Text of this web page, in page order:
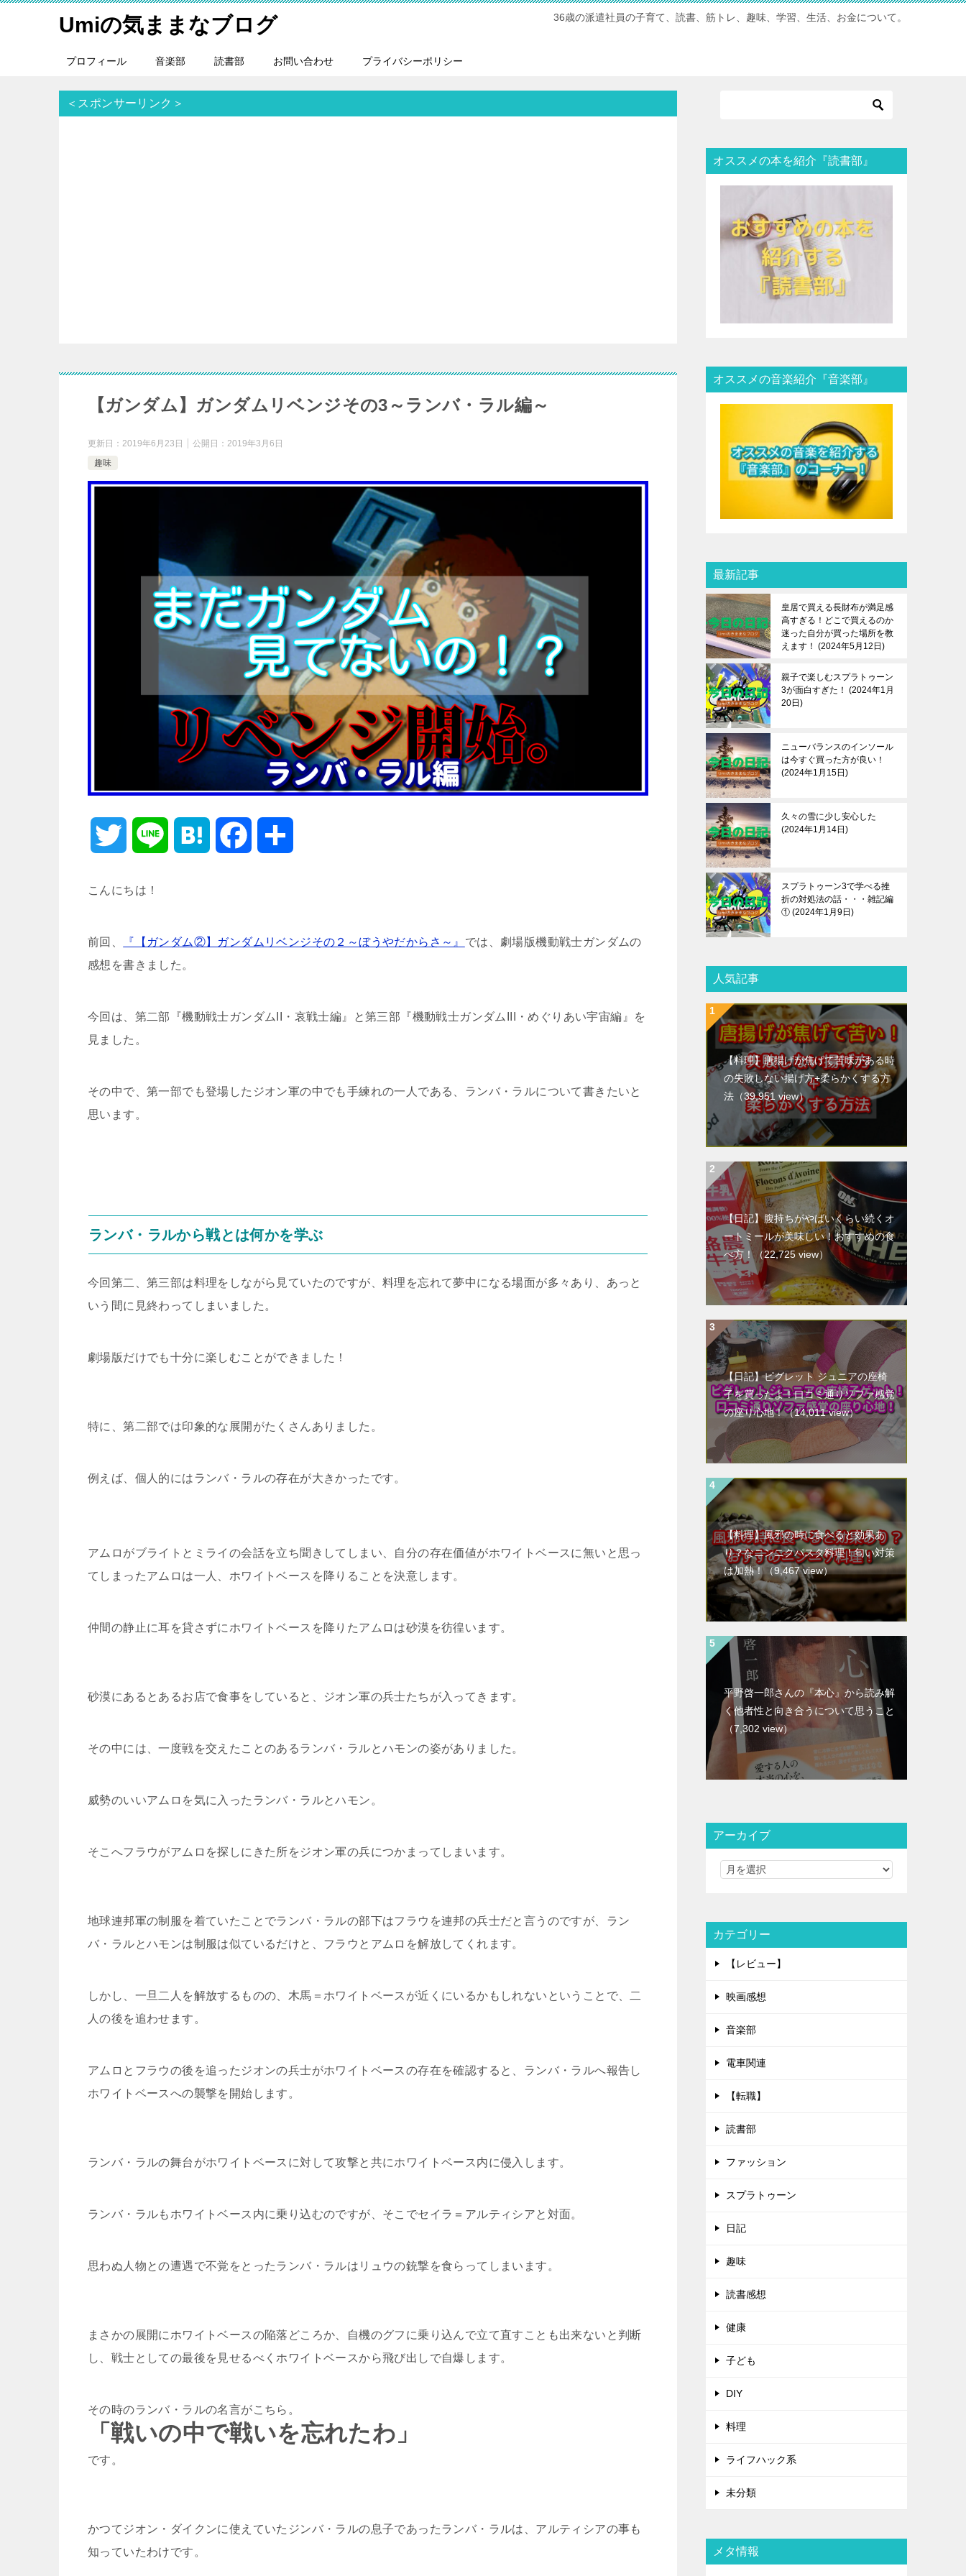
Umiの気ままなブログ 36歳の派遣社員の子育て、読書、筋トレ、趣味、学習、生活、お金について。
プロフィール 音楽部 読書部 お問い合わせ プライバシーポリシー
＜スポンサーリンク＞
【ガンダム】ガンダムリベンジその3～ランバ・ラル編～
更新日： 2019年6月23日 公開日： 2019年3月6日
趣味
t e
a
e
o
k
こんにちは！
前回、 『【ガンダム②】ガンダムリベンジその２～ぼうやだからさ～』 では、劇場版機動戦士ガンダムの
感想を書きました。
今回は、第二部『機動戦士ガンダムII・哀戦士編』と第三部『機動戦士ガンダムIII・めぐりあい宇宙編』を
見ました。
その中で、第一部でも登場したジオン軍の中でも手練れの一人である、ランバ・ラルについて書きたいと
思います。
ランバ・ラルから戦とは何かを学ぶ
今回第二、第三部は料理をしながら見ていたのですが、料理を忘れて夢中になる場面が多々あり、あっと
いう間に見終わってしまいました。
劇場版だけでも十分に楽しむことができました！
特に、第二部では印象的な展開がたくさんありました。
例えば、個人的にはランバ・ラルの存在が大きかったです。
アムロがブライトとミライの会話を立ち聞きしてしまい、自分の存在価値がホワイトベースに無いと思っ
てしまったアムロは一人、ホワイトベースを降りることを決意します。
仲間の静止に耳を貸さずにホワイトベースを降りたアムロは砂漠を彷徨います。
砂漠にあるとあるお店で食事をしていると、ジオン軍の兵士たちが入ってきます。
その中には、一度戦を交えたことのあるランバ・ラルとハモンの姿がありました。
威勢のいいアムロを気に入ったランバ・ラルとハモン。
そこへフラウがアムロを探しにきた所をジオン軍の兵につかまってしまいます。
地球連邦軍の制服を着ていたことでランバ・ラルの部下はフラウを連邦の兵士だと言うのですが、ラン
バ・ラルとハモンは制服は似ているだけと、フラウとアムロを解放してくれます。
しかし、一旦二人を解放するものの、木馬＝ホワイトベースが近くにいるかもしれないということで、二
人の後を追わせます。
アムロとフラウの後を追ったジオンの兵士がホワイトベースの存在を確認すると、ランバ・ラルへ報告し
ホワイトベースへの襲撃を開始します。
ランバ・ラルの舞台がホワイトベースに対して攻撃と共にホワイトベース内に侵入します。
ランバ・ラルもホワイトベース内に乗り込むのですが、そこでセイラ＝アルティシアと対面。
思わぬ人物との遭遇で不覚をとったランバ・ラルはリュウの銃撃を食らってしまいます。
まさかの展開にホワイトベースの陥落どころか、自機のグフに乗り込んで立て直すことも出来ないと判断
し、戦士としての最後を見せるべくホワイトベースから飛び出しで自爆します。
その時のランバ・ラルの名言がこちら。
「戦いの中で戦いを忘れたわ」
です。
かつてジオン・ダイクンに使えていたジンバ・ラルの息子であったランバ・ラルは、アルティシアの事も
知っていたわけです。
オススメの本を紹介『読書部』
オススメの音楽紹介『音楽部』
最新記事
皇居で買える長財布が満足感
高すぎる！どこで買えるのか
迷った自分が買った場所を教
えます！
2024年5月12日
親子で楽しむスプラトゥーン
3が面白すぎた！
2024年1月
20日
ニューバランスのインソール
は今すぐ買った方が良い！
2024年1月15日
久々の雪に少し安心した
2024年1月14日
スプラトゥーン3で学べる挫
折の対処法の話・・・雑記編
① 2024年1月9日
人気記事
【料理】唐揚げが焦げて苦味がある時
の失敗しない揚げ方+柔らかくする方
法 （39,951 view）
【日記】腹持ちがやばいくらい続くオ
ートミールが美味しい！おすすめの食
べ方！ （22,725 view）
【日記】ピグレット ジュニアの座椅
子を買ったよ！口コミ通りソファ感覚
の座り心地！（14,011 view）
【料理】風邪の時に食べると効果あ
り？なニンニクパスタ料理！匂い対策
は加熱！ （9,467 view）
平野啓一郎さんの『本心』から読み解
く他者性と向き合うについて思うこと
（7,302 view）
アーカイブ
カテゴリー
【レビュー】
映画感想
音楽部
電車関連
【転職】
読書部
ファッション
スプラトゥーン
日記
趣味
読書感想
健康
子ども
DIY
料理
ライフハック系
未分類
メタ情報